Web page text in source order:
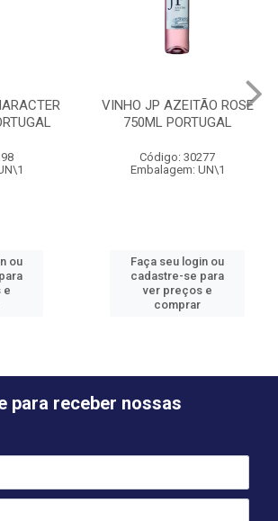
ou
e
VINHO JP AZEITÃO ROSE
750ML PORTUGAL
Código: 30277
Embalagem: UN\1
Faça seu login ou
cadastre-se para
ver preços e
comprar
para receber nossas